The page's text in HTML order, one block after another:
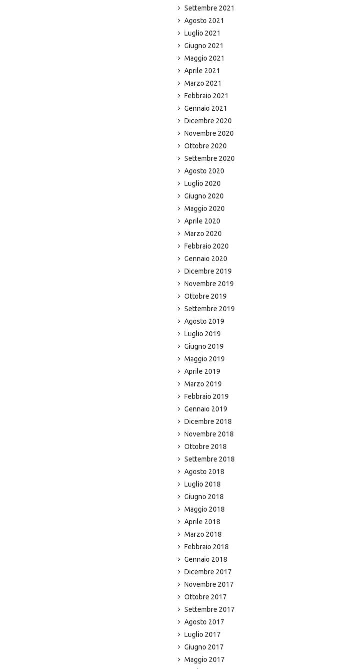
Settembre 2021
Agosto 2021
Luglio 2021
Giugno 2021
Maggio 2021
Aprile 2021
Marzo 2021
Febbraio 2021
Gennaio 2021
Dicembre 2020
Novembre 2020
Ottobre 2020
Settembre 2020
Agosto 2020
Luglio 2020
Giugno 2020
Maggio 2020
Aprile 2020
Marzo 2020
Febbraio 2020
Gennaio 2020
Dicembre 2019
Novembre 2019
Ottobre 2019
Settembre 2019
Agosto 2019
Luglio 2019
Giugno 2019
Maggio 2019
Aprile 2019
Marzo 2019
Febbraio 2019
Gennaio 2019
Dicembre 2018
Novembre 2018
Ottobre 2018
Settembre 2018
Agosto 2018
Luglio 2018
Giugno 2018
Maggio 2018
Aprile 2018
Marzo 2018
Febbraio 2018
Gennaio 2018
Dicembre 2017
Novembre 2017
Ottobre 2017
Settembre 2017
Agosto 2017
Luglio 2017
Giugno 2017
Maggio 2017